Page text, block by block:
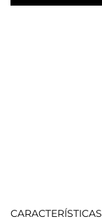
CARACTERÍSTICAS